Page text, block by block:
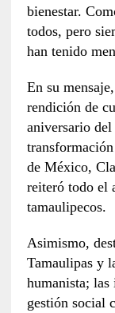
bienestar.
todos, pero
han tenido
En su
rendición de
aniversario
de México,
reiteró todo el
tamaulipecos.
Asimismo,
Tamaulipas y
humanista; las
gestión social